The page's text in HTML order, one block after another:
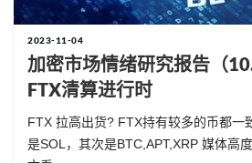
2023-11-04
加密市场情绪研究报告（
FTX清算进行时
FTX 拉高出货? FTX持有较多的币都一
是SOL，其次是BTC,APT,XRP 媒体高